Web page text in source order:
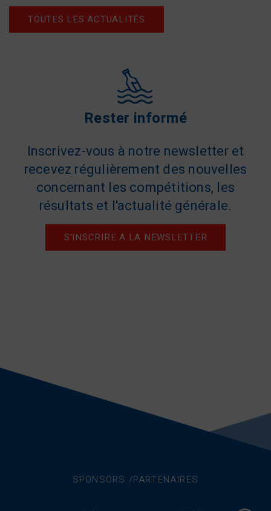
TOUTES LES ACTUALITÉS
Rester informé
Inscrivez-vous à notre newsletter et
recevez régulièrement des nouvelles
concernant les compétitions, les
résultats et l'actualité générale.
S'INSCRIRE A LA NEWSLETTER
SPONSORS /PARTENAIRES